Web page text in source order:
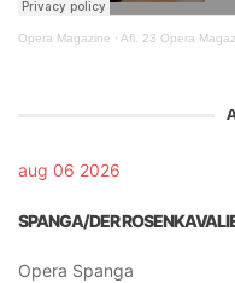
Opera Magazine · Afl. 23 Opera
aug 06 2026
SPANGA/DER
Opera Spanga